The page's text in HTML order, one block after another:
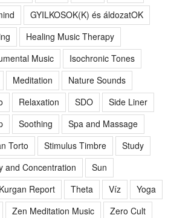
GYILKOSOK(K) és áldozatOK
Healing Music Therapy
Music
Isochronic Tones
Meditation
Nature Sounds
Relaxation SDO
Side Liner
Soothing
Spa and Massage
Torto
Stimulus Timbre
Study
and Concentration
Sun
Report
Theta Víz
Yoga
Zen Meditation Music Zero Cult